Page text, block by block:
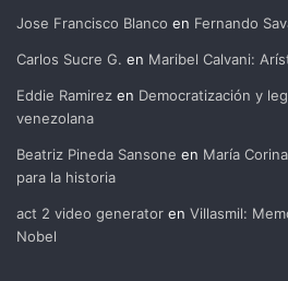
Jose Francisco Blanco en Fernando
Carlos Sucre G. en Maribel Calvani:
Eddie Ramirez en Democratización y
venezolana
Beatriz Pineda Sansone en María
para la historia
act 2 video generator en Villasmil:
Nobel